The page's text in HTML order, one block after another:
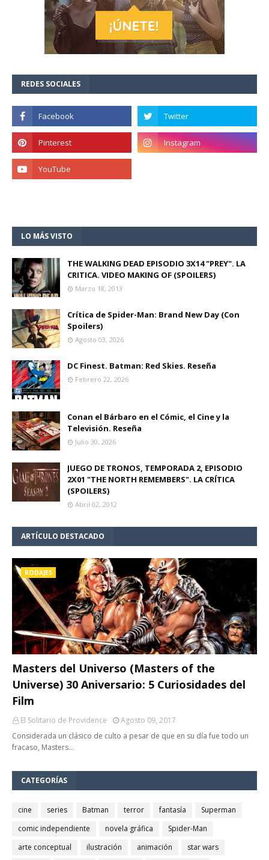
REDES SOCIALES
LO MÁS VISTO
THE WALKING DEAD EPISODIO 3X14 "PREY". LA
CRITICA. VIDEO MAKING OF (SPOILERS)
Marzo 18, 2013
Crítica de Spider-Man: Brand New Day (Con
Spoilers)
Agosto 03, 2026
DC Finest. Batman: Red Skies. Reseña
Febrero 22, 2026
Conan el Bárbaro en el Cómic, el Cine y la
Televisión. Reseña
Julio 30, 2026
JUEGO DE TRONOS, TEMPORADA 2, EPISODIO
2X01 "THE NORTH REMEMBERS". LA CRÍTICA
(SPOILERS)
Abril 02, 2012
ARTÍCULO DESTACADO
RODAJES
Masters del Universo (Masters of the
Universe) 30 Aniversario: 5 Curiosidades del
Film
El Solitario de Providence
Agosto 09, 2017
Considerada un clásico de culto a pesar de que en su día fue todo un
fracaso, Masters…
CATEGORÍAS
cine series Batman terror fantasía
Superman
comic independiente
novela gráfica
Spider-Man
arte conceptual
ilustración animación
star wars